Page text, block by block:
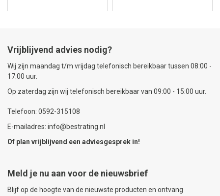
Vrijblijvend advies nodig?
Wij zijn maandag t/m vrijdag telefonisch bereikbaar tussen 08:00 -
17:00 uur.
Op zaterdag zijn wij telefonisch bereikbaar van 09:00 - 15:00 uur.
Telefoon: 0592-315108
E-mailadres: info@bestrating.nl
Of plan vrijblijvend een adviesgesprek in!
Meld je nu aan voor de nieuwsbrief
Blijf op de hoogte van de nieuwste producten en ontvang